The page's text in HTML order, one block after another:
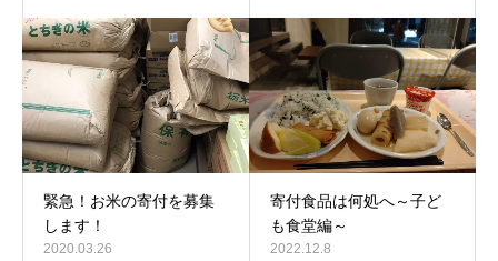
緊急！お米の寄付を募集
します！
2020.03.26
寄付食品は何処へ～子ど
も食堂編～
2022.12.8